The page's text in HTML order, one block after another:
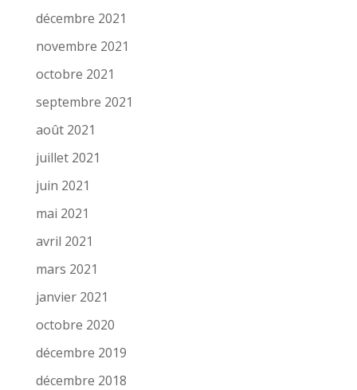
décembre 2021
novembre 2021
octobre 2021
septembre 2021
août 2021
juillet 2021
juin 2021
mai 2021
avril 2021
mars 2021
janvier 2021
octobre 2020
décembre 2019
décembre 2018